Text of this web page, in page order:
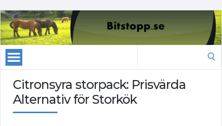
Citronsyra storpack: Prisvärda
Alternativ för Storkök